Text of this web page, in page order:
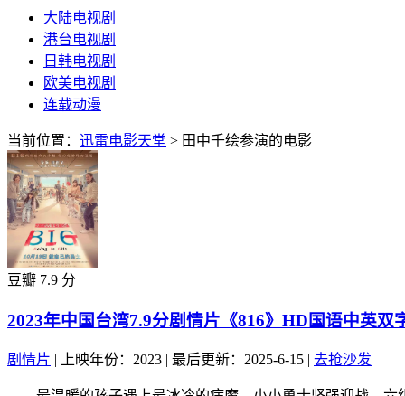
大陆电视剧
港台电视剧
日韩电视剧
欧美电视剧
连载动漫
当前位置： 迅雷电影天堂 > 田中千绘参演的电影
豆瓣 7.9 分
2023年中国台湾7.9分剧情片《816》HD国语中英双
剧情片 | 上映年份：2023 | 最后更新：2025-6-15 | 去抢沙发